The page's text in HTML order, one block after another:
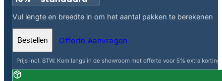
Vul lengte en breedte in om het aantal pakken te berekenen
Bestellen Offerte Aanvragen
Prijs incl. BTW. Kom langs in de showroom met offerte voor 5% extra korting.